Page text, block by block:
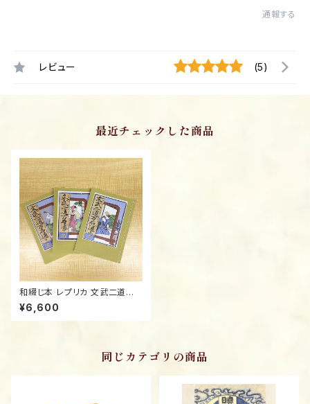
通報する
レビュー (5)
最近チェックした商品
和綴じ本 レプリカ 文武二道万
石通/Authentic Replica: "Bu
nbu Nido" 1788 / The Lege
ndary Banned Edo Comic
¥6,600
同じカテゴリの商品